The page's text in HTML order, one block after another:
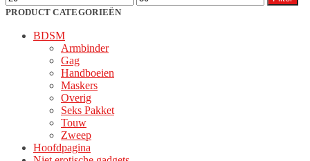
prijs
prijs
PRODUCT CATEGORIEËN
BDSM
Armbinder
Gag
Handboeien
Maskers
Overig
Seks Pakket
Touw
Zweep
Hoofdpagina